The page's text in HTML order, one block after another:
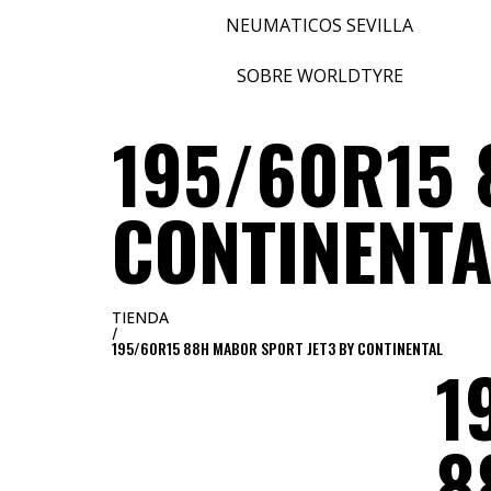
NEUMATICOS SEVILLA
SOBRE WORLDTYRE
195/60R15
TIENDA
/
195/60R15 88H MABOR SPORT JET3 BY CONTINENTAL